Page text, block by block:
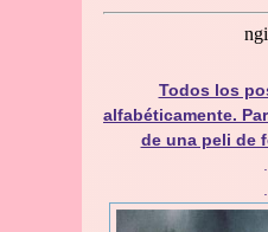
Todos los
alfabéticamente.
de una peli de